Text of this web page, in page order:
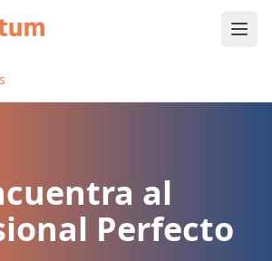
al
Perfecto